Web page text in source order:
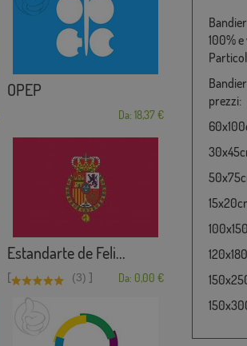
OPEP
Da: 18,37 €
Estandarte de Feli...
[ (3) ] Da: 0,00 €
100%
prezzi: